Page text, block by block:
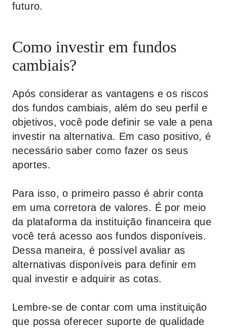
futuro.
Como investir em fundos
cambiais?
Após considerar as vantagens e os riscos
dos fundos cambiais, além do seu perfil e
objetivos, você pode definir se vale a pena
investir na alternativa. Em caso positivo, é
necessário saber como fazer os seus
aportes.
Para isso, o primeiro passo é abrir conta
em uma corretora de valores. É por meio
da plataforma da instituição financeira que
você terá acesso aos fundos disponíveis.
Dessa maneira, é possível avaliar as
alternativas disponíveis para definir em
qual investir e adquirir as cotas.
Lembre-se de contar com uma instituição
que possa oferecer suporte de qualidade